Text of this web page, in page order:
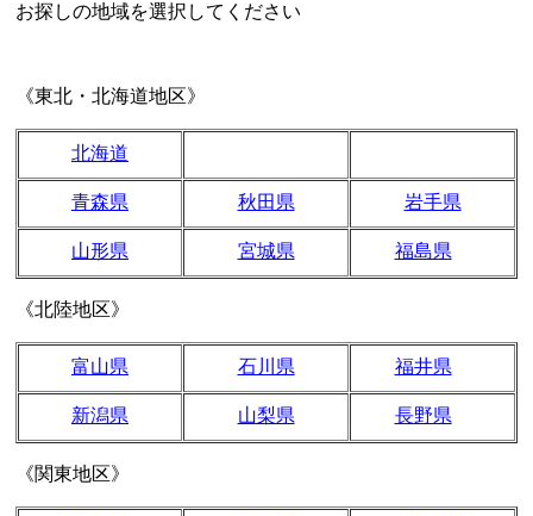
お探しの地域を選択してください
《東北・北海道地区》
北海道
青森県 秋田県 岩手県
山形県 宮城県 福島県
《北陸地区》
富山県 石川県 福井県
新潟県 山梨県 長野県
《関東地区》